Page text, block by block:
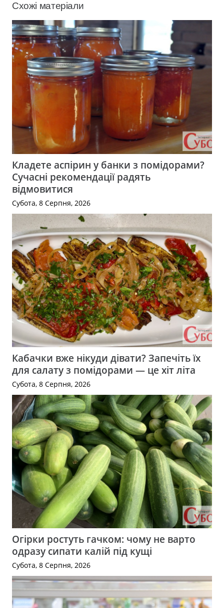
Схожі матеріали
Кладете аспірин у банки з помідорами?
Сучасні рекомендації радять
відмовитися
Субота, 8 Серпня, 2026
Кабачки вже нікуди дівати? Запечіть їх
для салату з помідорами — це хіт літа
Субота, 8 Серпня, 2026
Огірки ростуть гачком: чому не варто
одразу сипати калій під кущі
Субота, 8 Серпня, 2026